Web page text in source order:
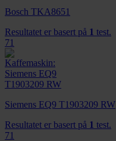
Bosch TKA8651
Resultatet er basert på 1 test.
71
Siemens EQ9 T1903209 RW
Resultatet er basert på 1 test.
71